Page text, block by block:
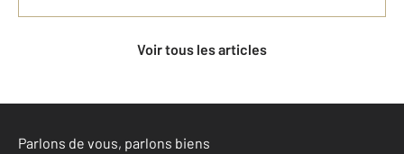
Voir tous les articles
Parlons de vous, parlons biens